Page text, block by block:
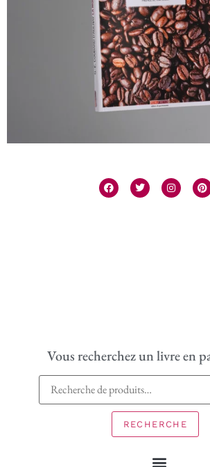
Vous recherchez un livre en
RECHERCHE